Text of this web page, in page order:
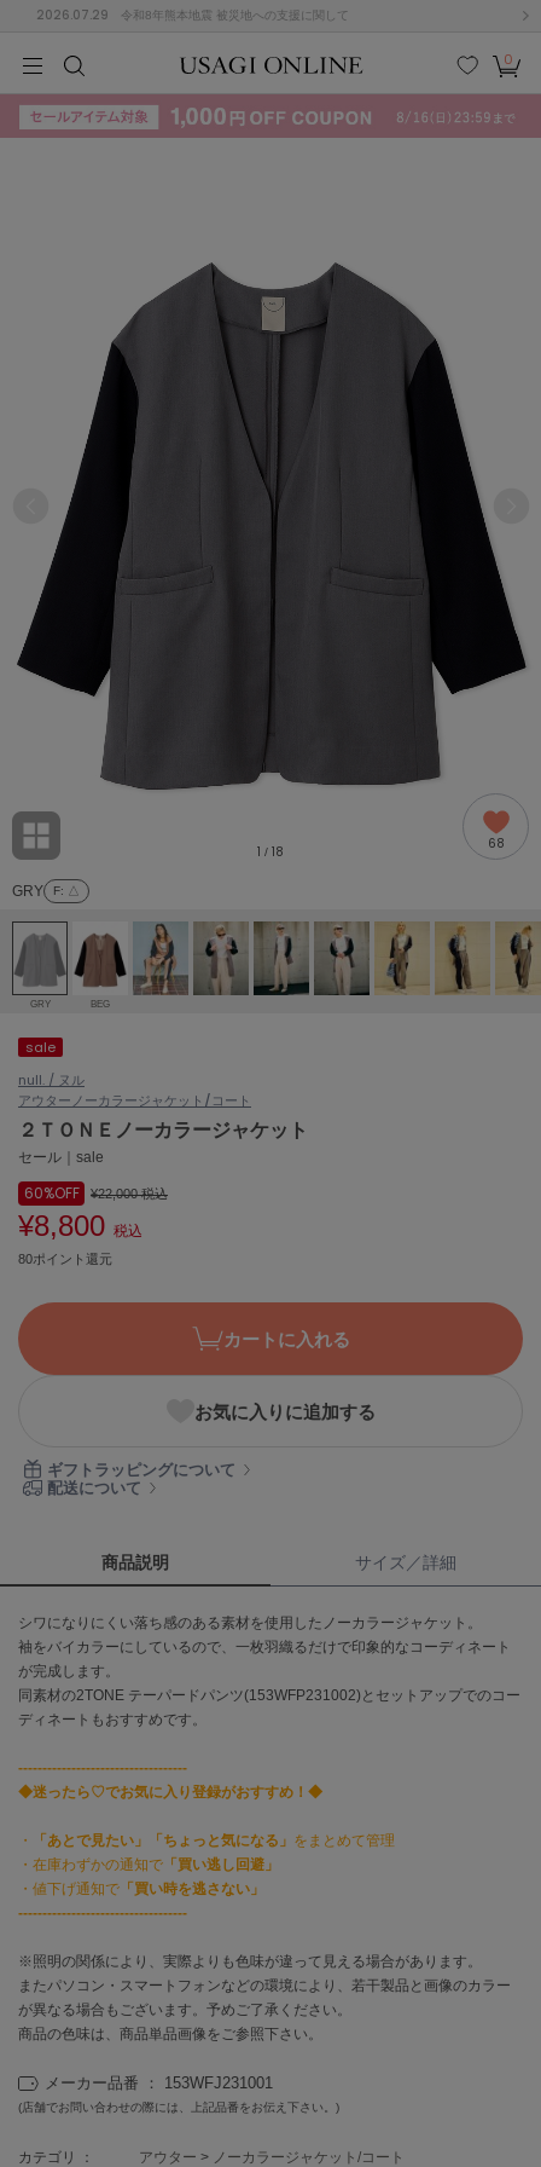
2026.07.29 令和8年熊本地震 被災地への支援に関して
検索
お気
に入
カー
ト
0
KIDSBABYBEAUTYLIFE STYLE
ームウェア (535)
(2005)
ョン雑貨 (865)
/ランジェリー (127)
ェア (121)
(124)
KIDSBABYBEAUTYLIFE STYLE
L M
R U
Y
その
アシーム
adidas
アディダス
adidas by Stella McCartney
アディダス バイ ステラマッカートニー
ALLISON BROWN
アリソンブラウン
Ame no chi Hare
アメノチハレ
AMOMMA
アモマ
ánuans
アニュアンス
ànuke
アンヌーク
ASICS
アシックス
Ballelite
バレリット
バンドリヤー
Barbour
バブアー
カルバン・クライン
セルフォード
célon
セロン
コードエー
COLE HAAN
コール ハーン
CONVERSE
コンバース
ダンスキン
GRY F: △
1 / 18 68
GRY BEG
sale
null. / ヌル
アウターノーカラージャケット/コート
２ＴＯＮＥノーカラージャケット
セール｜sale
60%OFF ¥22,000税込
¥8,800 税込
80ポイント還元
カートに入れる
お気に入りに追加する
ギフトラッピングについて
配送について
商品説明 サイズ／詳細
シワになりにくい落ち感のある素材を使用したノーカラージャケット。
袖をバイカラーにしているので、一枚羽織るだけで印象的なコーディネート
が完成します。
同素材の2TONE テーパードパンツ(153WFP231002)とセットアップでのコー
ディネートもおすすめです。
-----------------------------------
◆迷ったら♡でお気に入り登録がおすすめ！◆
・ 「あとで見たい」「ちょっと気になる」 をまとめて管理
・在庫わずかの通知で 「買い逃し回避」
・値下げ通知で 「買い時を逃さない」
-----------------------------------
※照明の関係により、実際よりも色味が違って見える場合があります。
またパソコン・スマートフォンなどの環境により、若干製品と画像のカラー
が異なる場合もございます。予めご了承ください。
商品の色味は、商品単品画像をご参照下さい。
メーカー品番 ： 153WFJ231001
(店舗でお問い合わせの際には、上記品番をお伝え下さい。)
カテゴリ ： アウター > ノーカラージャケット/コート